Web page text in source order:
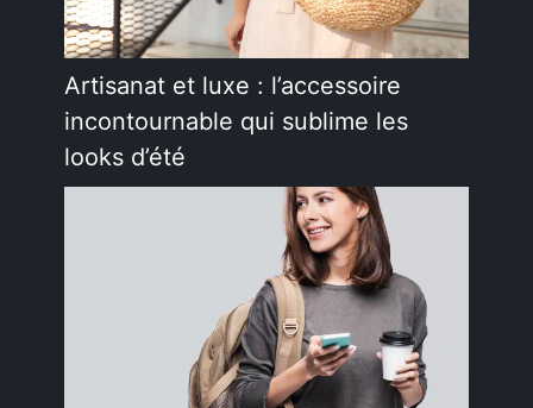
Artisanat et luxe : l’accessoire
incontournable qui sublime les
looks d’été